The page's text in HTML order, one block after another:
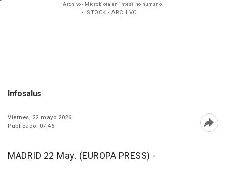
Archivo - Microbiota en intestino humano.
- ISTOCK - ARCHIVO
Infosalus
Viernes, 22 mayo 2026
Publicado: 07:46
MADRID 22 May. (EUROPA PRESS) -